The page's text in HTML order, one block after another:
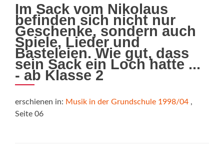
Im Sack vom Nikolaus
befinden sich nicht nur
Geschenke, sondern auch
Spiele, Lieder und
Basteleien. Wie gut, dass
sein Sack ein Loch hatte ...
- ab Klasse 2
erschienen in: Musik in der Grundschule 1998/04 ,
Seite 06